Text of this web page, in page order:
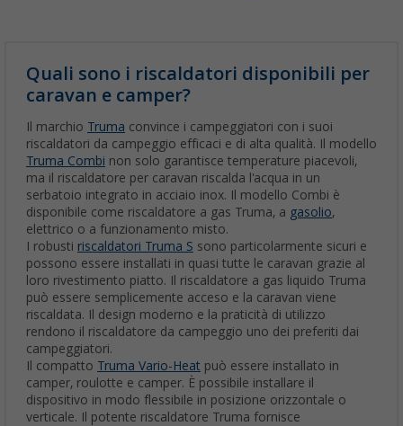
Quali sono i riscaldatori disponibili per
caravan e camper?
Il marchio Truma convince i campeggiatori con i suoi
riscaldatori da campeggio efficaci e di alta qualità. Il modello
Truma Combi non solo garantisce temperature piacevoli,
ma il riscaldatore per caravan riscalda l'acqua in un
serbatoio integrato in acciaio inox. Il modello Combi è
disponibile come riscaldatore a gas Truma, a gasolio,
elettrico o a funzionamento misto.
I robusti riscaldatori Truma S sono particolarmente sicuri e
possono essere installati in quasi tutte le caravan grazie al
loro rivestimento piatto. Il riscaldatore a gas liquido Truma
può essere semplicemente acceso e la caravan viene
riscaldata. Il design moderno e la praticità di utilizzo
rendono il riscaldatore da campeggio uno dei preferiti dai
campeggiatori.
Il compatto Truma Vario-Heat può essere installato in
camper, roulotte e camper. È possibile installare il
dispositivo in modo flessibile in posizione orizzontale o
verticale. Il potente riscaldatore Truma fornisce